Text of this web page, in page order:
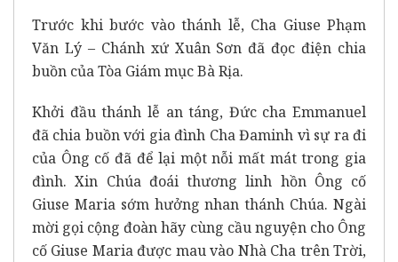
Trước khi bước vào thánh lễ, Cha Giuse Phạm
Văn Lý – Chánh xứ Xuân Sơn đã đọc điện chia
buồn của Tòa Giám mục Bà Rịa.
Khởi đầu thánh lễ an táng, Đức cha Emmanuel
đã chia buồn với gia đình Cha Đaminh vì sự ra đi
của Ông cố đã để lại một nỗi mất mát trong gia
đình. Xin Chúa đoái thương linh hồn Ông cố
Giuse Maria sớm hưởng nhan thánh Chúa. Ngài
mời gọi cộng đoàn hãy cùng cầu nguyện cho Ông
cố Giuse Maria được mau vào Nhà Cha trên Trời,